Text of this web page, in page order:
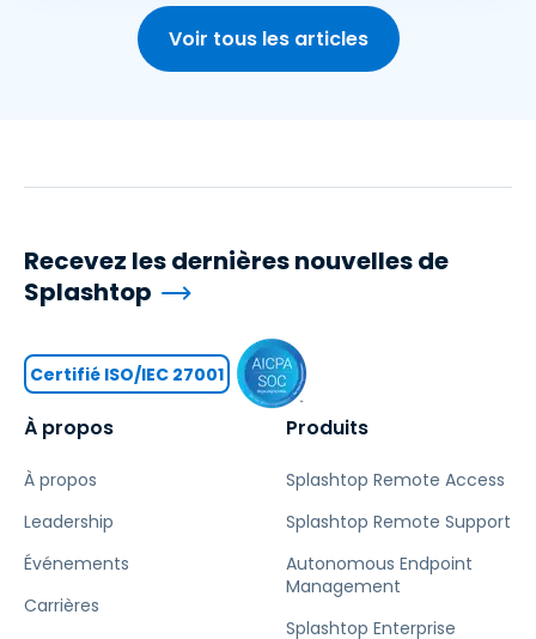
Voir tous les articles
À propos
À propos
Leadership
Événements
Carrières
Produits
Splashtop Remote Access
Splashtop Remote Support
Autonomous Endpoint
Management
Splashtop Enterprise
Recevez les dernières nouvelles de
Splashtop
Certifié ISO/IEC 27001